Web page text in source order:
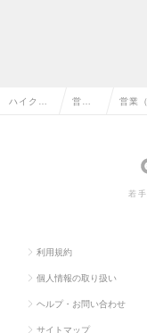
ハイクラ 営業 営業
若
利用規約
個人情報の取り扱い
ヘルプ・お問い合わせ
サイトマップ